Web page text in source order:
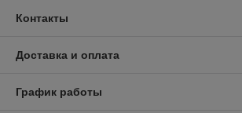
Контакты
Доставка и оплата
График работы